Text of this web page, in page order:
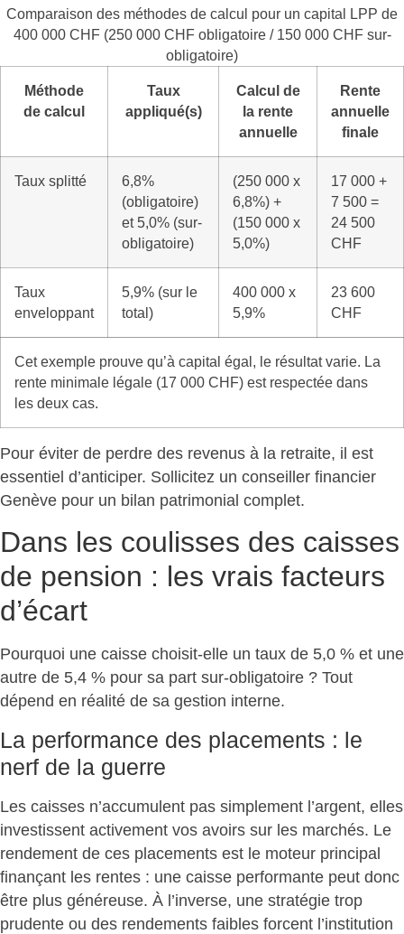
Comparaison des méthodes de calcul pour un capital LPP de
400 000 CHF (250 000 CHF obligatoire / 150 000 CHF sur-
obligatoire)
Méthode
de calcul
Taux
appliqué(s)
Calcul de
la rente
annuelle
Rente
annuelle
finale
Taux splitté
6,8%
(obligatoire)
et 5,0% (sur-
obligatoire)
(250 000 x
6,8%) +
(150 000 x
5,0%)
17 000 +
7 500 =
24 500
CHF
Taux
enveloppant
5,9% (sur le
total)
400 000 x
5,9%
23 600
CHF
Cet exemple prouve qu’à capital égal, le résultat varie. La
rente minimale légale (17 000 CHF) est respectée dans
les deux cas.
Pour éviter de perdre des revenus à la retraite, il est
essentiel d’anticiper. Sollicitez un conseiller financier
Genève pour un bilan patrimonial complet.
Dans les coulisses des caisses
de pension : les vrais facteurs
d’écart
Pourquoi une caisse choisit-elle un taux de 5,0 % et une
autre de 5,4 % pour sa part sur-obligatoire ? Tout
dépend en réalité de sa gestion interne.
La performance des placements : le
nerf de la guerre
Les caisses n’accumulent pas simplement l’argent, elles
investissent activement vos avoirs sur les marchés. Le
rendement de ces placements est le moteur principal
finançant les rentes : une caisse performante peut donc
être plus généreuse. À l’inverse, une stratégie trop
prudente ou des rendements faibles forcent l’institution